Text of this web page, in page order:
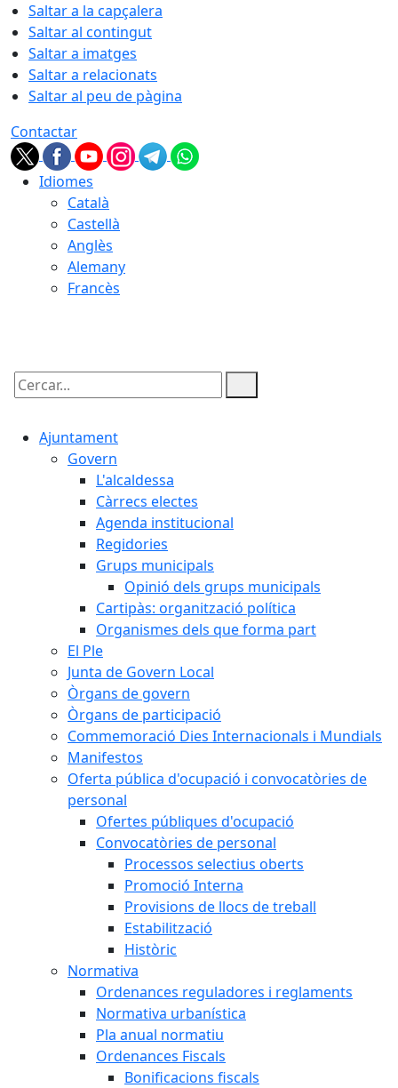
Saltar a la capçalera
Saltar al contingut
Saltar a imatges
Saltar a relacionats
Saltar al peu de pàgina
Contactar
Idiomes
Català
Castellà
Anglès
Alemany
Francès
Cercar:
Ajuntament
Govern
L'alcaldessa
Càrrecs electes
Agenda institucional
Regidories
Grups municipals
Opinió dels grups municipals
Cartipàs: organització política
Organismes dels que forma part
El Ple
Junta de Govern Local
Òrgans de govern
Òrgans de participació
Commemoració Dies Internacionals i Mundials
Manifestos
Oferta pública d'ocupació i convocatòries de
personal
Ofertes públiques d'ocupació
Convocatòries de personal
Processos selectius oberts
Promoció Interna
Provisions de llocs de treball
Estabilització
Històric
Normativa
Ordenances reguladores i reglaments
Normativa urbanística
Pla anual normatiu
Ordenances Fiscals
Bonificacions fiscals